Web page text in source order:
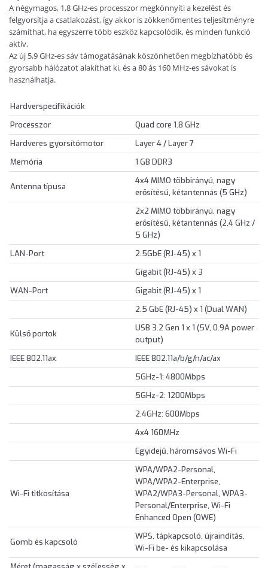
A négymagos, 1,8 GHz-es processzor megkönnyíti a kezelést és
felgyorsítja a csatlakozást, így akkor is zökkenőmentes teljesítményre
számíthat, ha egyszerre több eszköz kapcsolódik, és minden funkció
aktív.
Az új 5,9 GHz-es sáv támogatásának köszönhetően megbízhatóbb és
gyorsabb hálózatot alakíthat ki, és a 80 ás 160 MHz-es sávokat is
használhatja.
Hardverspecifikációk
Processzor
Quad core 1.8 GHz
Hardveres gyorsítómotor
Layer 4 / Layer 7
Memória
1 GB DDR3
Antenna típusa
4x4 MIMO többirányú, nagy
erősítésű, kétantennás (5 GHz)
2x2 MIMO többirányú, nagy
erősítésű, kétantennás (2,4 GHz /
5 GHz)
LAN-Port
2.5GbE (RJ-45) x 1
Gigabit (RJ-45) x 3
WAN-Port
Gigabit (RJ-45) x 1
2.5 GbE (RJ-45) x 1 (Dual WAN)
Külső portok
USB 3.2 Gen 1 x 1 (5V, 0.9A power
output)
IEEE 802.11ax
IEEE 802.11a/b/g/n/ac/ax
5GHz-1: 4800Mbps
5GHz-2: 1200Mbps
2.4GHz: 600Mbps
4x4 160MHz
Egyidejű, háromsávos Wi-Fi
Wi-Fi titkosítása
WPA/WPA2-Personal,
WPA/WPA2-Enterprise,
WPA2/WPA3-Personal, WPA3-
Personal/Enterprise, Wi-Fi
Enhanced Open (OWE)
Gomb és kapcsoló
WPS, tápkapcsoló, újraindítás,
Wi-Fi be- és kikapcsolása